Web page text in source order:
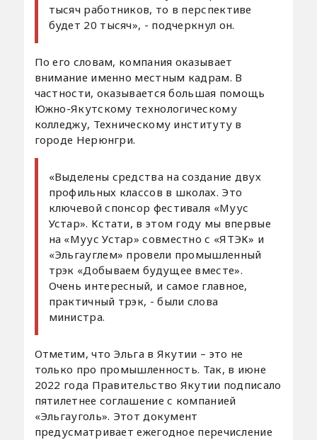
тысяч работников, то в перспективе
будет 20 тысяч», - подчеркнул он.
По его словам, компания оказывает
внимание именно местным кадрам. В
частности, оказывается большая помощь
Южно-Якутскому технологическому
колледжу, Техническому институту в
городе Нерюнгри.
«Выделены средства на создание двух
профильных классов в школах. Это
ключевой спонсор фестиваля «Муус
Устар». Кстати, в этом году мы впервые
на «Муус Устар» совместно с «ЯТЭК» и
«Эльгауглем» провели промышленный
трэк «Добываем будущее вместе».
Очень интересный, и самое главное,
практичный трэк, - были слова
министра.
Отметим, что Эльга в Якутии – это не
только про промышленность. Так, в июне
2022 года Правительство Якутии подписало
пятилетнее соглашение с компанией
«Эльгауголь». Этот документ
предусматривает ежегодное перечисление